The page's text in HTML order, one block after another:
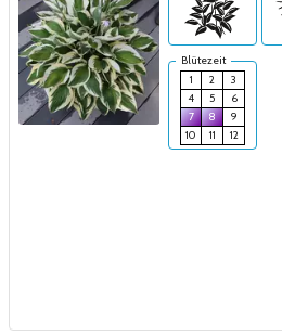
Blütezeit
1
2
3
4
5
6
7
8
9
10
11 12